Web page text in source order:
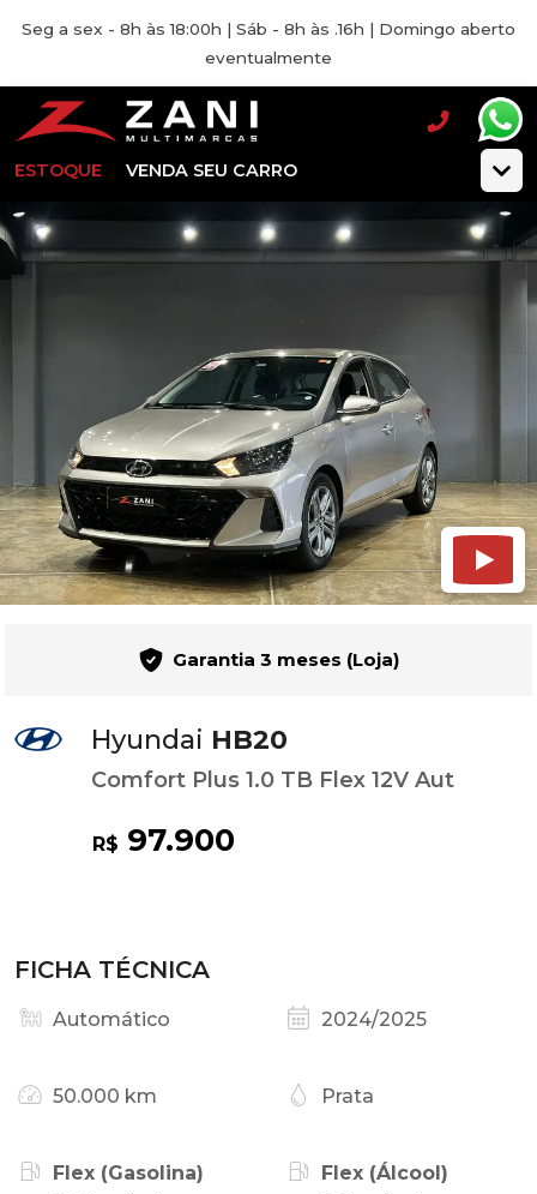
Seg a sex - 8h às 18:00h | Sáb - 8h às .16h | Domingo aberto
eventualmente
ESTOQUE VENDA SEU CARRO
Garantia 3 meses (Loja)
Hyundai HB20
Comfort Plus 1.0 TB Flex 12V Aut
R$ 97.900
FICHA TÉCNICA
Automático 2024/2025
50.000 km Prata
Flex (Gasolina)
Flex (Álcool)